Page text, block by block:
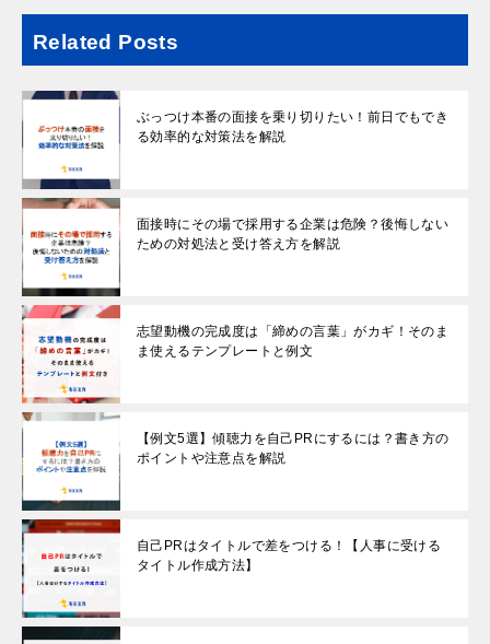
Related Posts
ぶっつけ本番の面接を乗り切りたい！前日でもでき
る効率的な対策法を解説
面接時にその場で採用する企業は危険？後悔しない
ための対処法と受け答え方を解説
志望動機の完成度は「締めの言葉」がカギ！そのま
ま使えるテンプレートと例文
【例文5選】傾聴力を自己PRにするには？書き方の
ポイントや注意点を解説
自己PRはタイトルで差をつける！【人事に受ける
タイトル作成方法】